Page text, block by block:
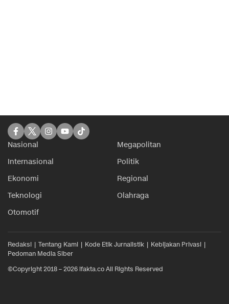
Nasional
Megapolitan
Internasional
Politik
Ekonomi
Regional
Teknologi
Olahraga
Otomotif
Redaksi Tentang Kami Kode Etik Jurnalistik
Kebijakan Privasi
Pedoman Media Siber
©Copyright 2018 – 2026 ifakta.co All Rights Reserved